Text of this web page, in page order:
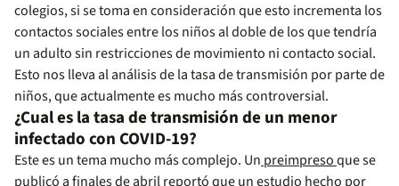
colegios, si se toma en consideración que esto incrementa los
contactos sociales entre los niños al doble de los que tendría
un adulto sin restricciones de movimiento ni contacto social.
Esto nos lleva al análisis de la tasa de transmisión por parte de
niños, que actualmente es mucho más controversial.
¿Cual es la tasa de transmisión de un menor
infectado con COVID-19?
Este es un tema mucho más complejo. Un preimpresoque se
publicó a finales de abril reportó que un estudio hecho por